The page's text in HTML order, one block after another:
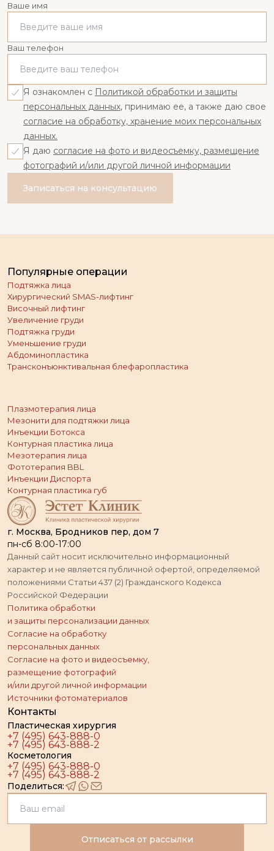
Ваше имя
Ваш телефон
Я ознакомлен с Политикой обработки и защиты
персональных данных, принимаю ее, а также даю свое
согласие на обработку, хранение моих персональных
данных.
Я даю согласие на фото и видеосъемку, размещение
фотографий и/или другой личной информации
Записаться на консультацию
г. Москва, Бродников пер, дом 7
пн-сб 8:00-17:00
Данный сайт носит исключительно информационный
характер и не является публичной офертой, определяемой
положениями Статьи 437 (2) Гражданского Кодекса
Российской Федерации
Политика обработки
и защиты персонализации данных
Согласие на обработку
персональных данных
Согласие на фото и видеосъемку,
размещение фотографий
и/или другой личной информации
Источники фотоматериалов
Популярные операции
Подтяжка лица
Хирургический SMAS-лифтинг
Височный лифтинг
Увеличение груди
Подтяжка груди
Уменьшение груди
Абдоминопластика
Трансконъюнктивальная блефаропластика
Плазмотерапия лица
Мезонити для подтяжки лица
Инъекции Ботокса
Контурная пластика лица
Мезотерапия лица
Фототерапия BBL
Инъекции Диспорта
Контурная пластика губ
Контакты
Пластическая хирургия
+7 (495) 643-888-0
+7 (495) 643-888-2
Косметология
+7 (495) 643-888-0
+7 (495) 643-888-2
Поделиться:
Отписаться от рассылки